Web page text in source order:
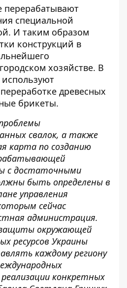
перерабатывают
специальной
И таким образом
конструкций в
хозяйстве. В
древесных
брикеты.
свалок, а также
карта по созданию
с достаточными
быть определены в
управления
сейчас
администрация.
окружающей
ресурсов Украины
каждому региону
конкретных